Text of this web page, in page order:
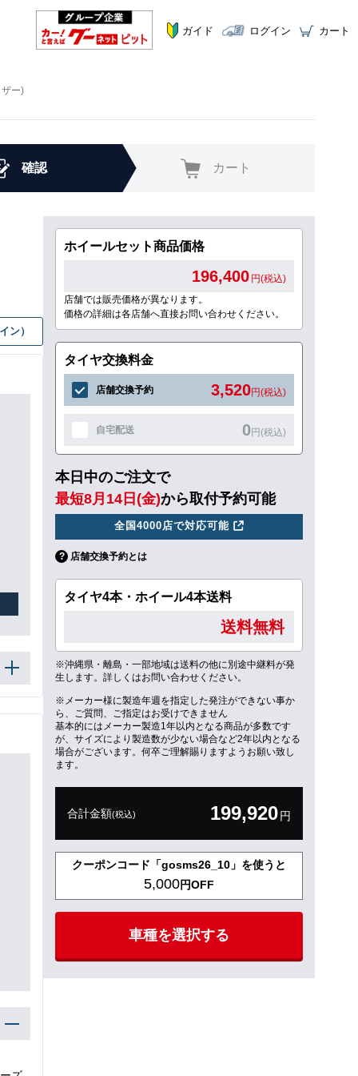
ガイド ログイン カート
ー)
確認 カート
ン）
ホイールセット商品価格
196,400 円(税込)
店舗では販売価格が異なります。
価格の詳細は各店舗へ直接お問い合わせください。
タイヤ交換料金
店舗交換予約 3,520円(税込)
自宅配送 0円(税込)
本日中のご注文で
最短8月14日(金)から取付予約可能
全国4000店で対応可能
店舗交換予約とは
タイヤ4本・ホイール4本送料
送料無料
※沖縄県・離島・一部地域は送料の他に別途中継料が発
生します。詳しくはお問い合わせください。
※メーカー様に製造年週を指定した発注ができない事か
ら、ご質問、ご指定はお受けできません
基本的にはメーカー製造1年以内となる商品が多数です
が、サイズにより製造数が少ない場合など2年以内となる
場合がございます。何卒ご理解賜りますようお願い致し
ます。
合計金額(税込) 199,920円
クーポンコード「gosms26_10」を使うと
5,000円OFF
車種を選択する